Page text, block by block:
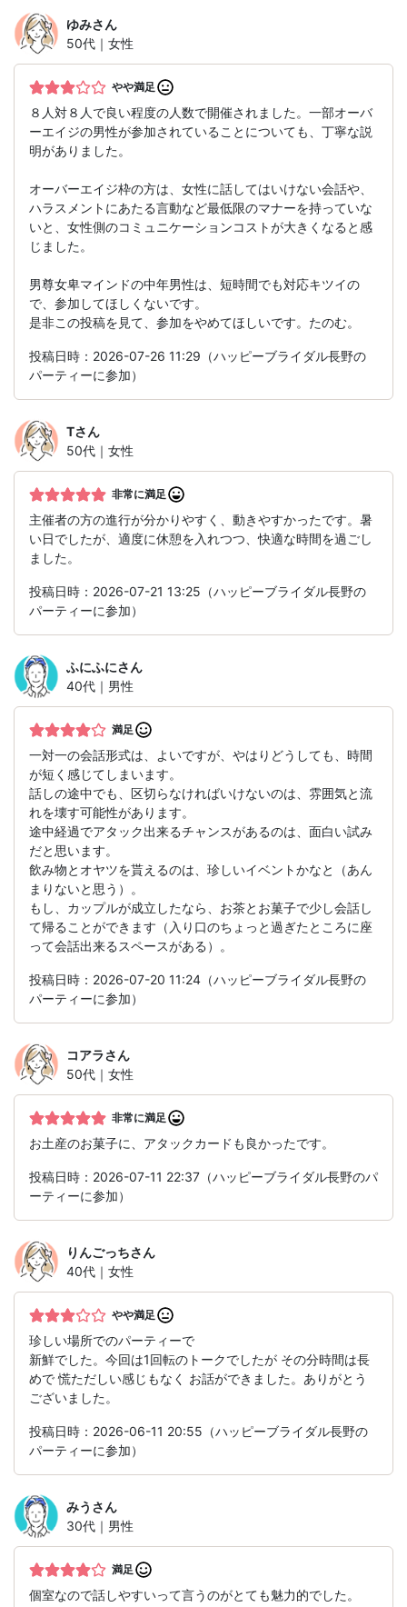
ゆみさん
50代｜女性
やや満足
８人対８人で良い程度の人数で開催されました。一部オーバ
ーエイジの男性が参加されていることについても、丁寧な説
明がありました。
オーバーエイジ枠の方は、女性に話してはいけない会話や、
ハラスメントにあたる言動など最低限のマナーを持っていな
いと、女性側のコミュニケーションコストが大きくなると感
じました。
男尊女卑マインドの中年男性は、短時間でも対応キツイの
で、参加してほしくないです。
是非この投稿を見て、参加をやめてほしいです。たのむ。
投稿日時：2026-07-26 11:29（ハッピーブライダル長野の
パーティーに参加）
Tさん
50代｜女性
非常に満足
主催者の方の進行が分かりやすく、動きやすかったです。暑
い日でしたが、適度に休憩を入れつつ、快適な時間を過ごし
ました。
投稿日時：2026-07-21 13:25（ハッピーブライダル長野の
パーティーに参加）
ふにふにさん
40代｜男性
満足
一対一の会話形式は、よいですが、やはりどうしても、時間
が短く感じてしまいます。
話しの途中でも、区切らなければいけないのは、雰囲気と流
れを壊す可能性があります。
途中経過でアタック出来るチャンスがあるのは、面白い試み
だと思います。
飲み物とオヤツを貰えるのは、珍しいイベントかなと（あん
まりないと思う）。
もし、カップルが成立したなら、お茶とお菓子で少し会話し
て帰ることができます（入り口のちょっと過ぎたところに座
って会話出来るスペースがある）。
投稿日時：2026-07-20 11:24（ハッピーブライダル長野の
パーティーに参加）
コアラさん
50代｜女性
非常に満足
お土産のお菓子に、アタックカードも良かったです。
投稿日時：2026-07-11 22:37（ハッピーブライダル長野のパ
ーティーに参加）
りんごっちさん
40代｜女性
やや満足
珍しい場所でのパーティーで
新鮮でした。今回は1回転のトークでしたが その分時間は長
めで 慌ただしい感じもなく お話ができました。ありがとう
ございました。
投稿日時：2026-06-11 20:55（ハッピーブライダル長野の
パーティーに参加）
みう さん
30代｜男性
満足
個室なので話しやすいって言うのがとても魅力的でした。